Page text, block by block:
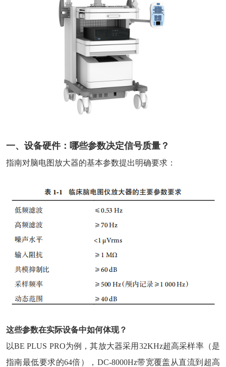
一、设备硬件：哪些参数决定信号质量？
指南对脑电图放大器的基本参数提出明确要求：
这些参数在实际设备中如何体现？
以BE PLUS PRO为例，其放大器采用32KHz超高采样率（是
指南最低要求的64倍），DC-8000Hz带宽覆盖从直流到超高